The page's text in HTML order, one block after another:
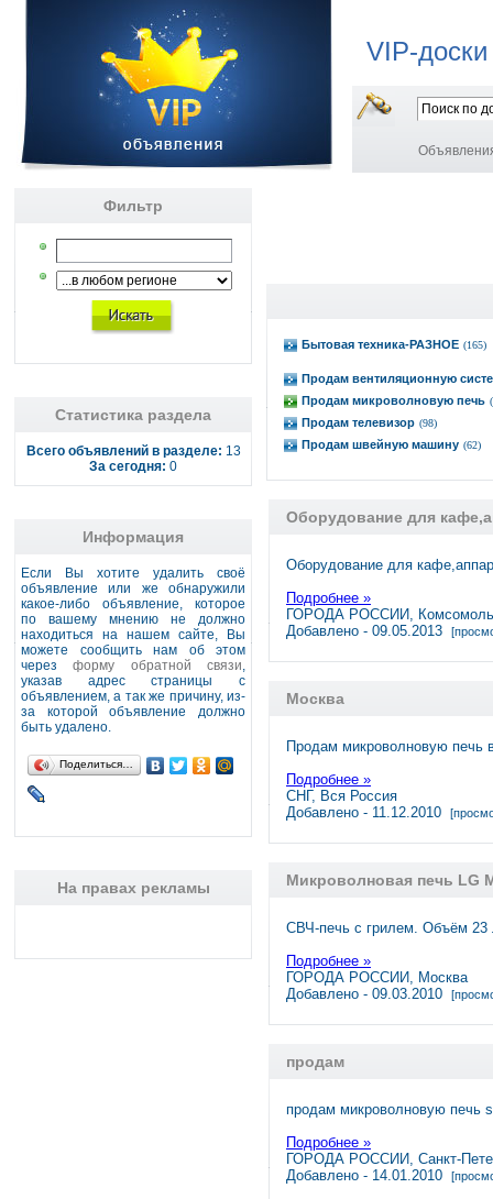
VIP-
Фильтр
Статистика раздела
Всего объявлений в разделе: 13
За сегодня: 0
Информация
Если Вы хотите удалить своё
объявление или же обнаружили
какое-либо объявление, которое
по вашему мнению не должно
находиться на нашем сайте, Вы
можете сообщить нам об этом
черезформу обратной связи,
указав адрес страницы с
объявлением, а так же причину, из-
за которой объявление должно
быть удалено.
Поделиться…
На правах рекламы
Бытовая техника-РАЗНОЕ (165)
Продам вентиляционную
Продам микроволновую печь
Продам телевизор (98)
Продам швейную машину (62)
Оборудование для
Оборудование для
Подробнее »
ГОРОДА РОССИИ,
Добавлено - 09.05.2013
Москва
Продам микроволновую печь
Подробнее »
СНГ, Вся Россия
Добавлено - 11.12.2010
Микроволновая печь LG
СВЧ-печь с грилем. Объём
Подробнее »
ГОРОДА РОССИИ, Москва
Добавлено - 09.03.2010
продам
продам микроволновую печь
Подробнее »
ГОРОДА РОССИИ, Санкт-
Добавлено - 14.01.2010